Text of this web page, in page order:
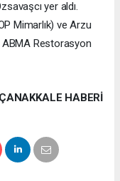
yer aldı.
Mimarlık) ve Arzu
ABMA Restorasyon
ÇANAKKALE HABERİ